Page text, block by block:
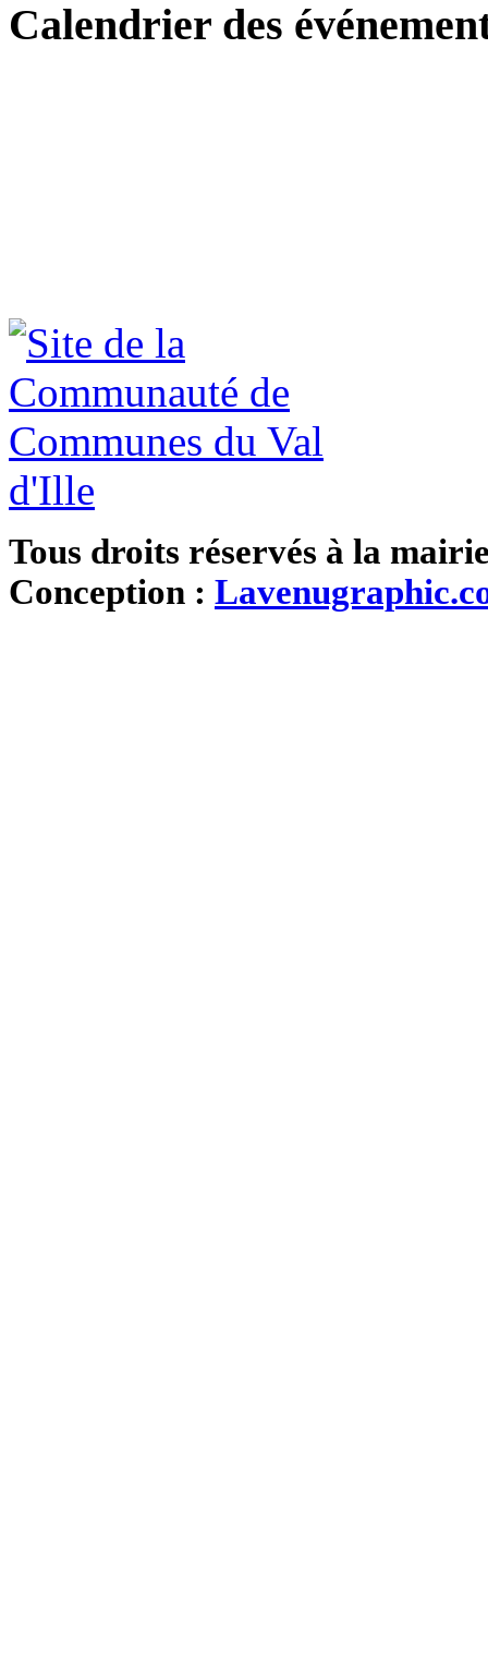
Calendrier des
Tous droits réservés à la
Conception :